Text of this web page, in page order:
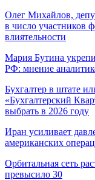
Олег Михайлов,
в число участников
влиятельности
Мария Бутина
РФ: мнение
Бухгалтер в штате
«Бухгалтерский
выбрать в 2026 году
Иран усиливает
американских
Орбитальная сеть
превысило 30